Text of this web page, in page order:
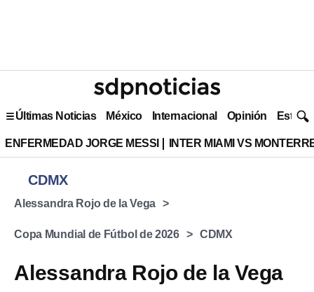
Últimas Noticias México Internacional Opinión Estilo
ENFERMEDAD JORGE MESSI INTER MIAMI VS
CDMX
Alessandra Rojo de la Vega
Copa Mundial de Fútbol de 2026 CDMX
Alessandra Rojo de la Vega